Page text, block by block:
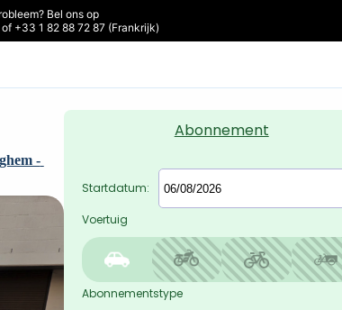
Bel ons op
+33 1 82 88 72 87 (Frankrijk)
-
Abonnement
Startdatum:
Voertuig
Abonnementstype